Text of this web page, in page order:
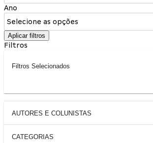
Ano
Selecione as opções
Aplicar filtros
Filtros
Filtros Selecionados
AUTORES E COLUNISTAS
CATEGORIAS